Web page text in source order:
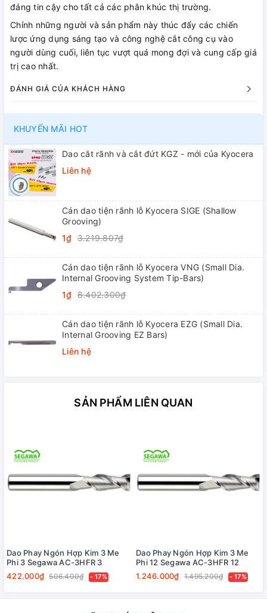
đáng tin cậy cho tất cả các phân khúc thị trường.
Chính những người và sản phẩm này thúc đẩy các chiến
lược ứng dụng sáng tạo và công nghệ cắt công cụ vào
người dùng cuối, liên tục vượt quá mong đợi và cung cấp giá
trị cao nhất.
ĐÁNH GIÁ CỦA KHÁCH HÀNG
KHUYẾN MÃI HOT
Dao cắt rãnh và cắt đứt KGZ - mới của Kyocera
Liên hệ
Cán dao tiện rãnh lỗ Kyocera SIGE (Shallow
Grooving)
1₫ 3.219.807₫
Cán dao tiện rãnh lỗ Kyocera VNG (Small Dia.
Internal Grooving System Tip-Bars)
1₫ 8.402.300₫
Cán dao tiện rãnh lỗ Kyocera EZG (Small Dia.
Internal Grooving EZ Bars)
Liên hệ
SẢN PHẨM LIÊN QUAN
Dao Phay Ngón Hợp Kim 3 Me
Phi 3 Segawa AC-3HFR 3
422.000₫ 506.400₫ - 17%
Dao Phay Ngón Hợp Kim 3 Me
Phi 12 Segawa AC-3HFR 12
1.246.000₫ 1.495.200₫ - 17%